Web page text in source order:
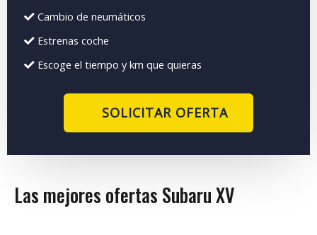
Cambio de neumáticos
Estrenas coche
Escoge el tiempo y km que quieras
SOLICITAR OFERTA
Las mejores ofertas Subaru XV